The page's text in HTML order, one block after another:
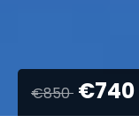
€850 €740